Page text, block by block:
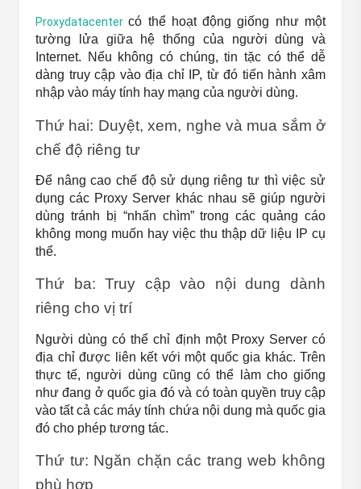
Proxydatacenter có thể hoạt động giống như một
tường lửa giữa hệ thống của người dùng và
Internet. Nếu không có chúng, tin tặc có thể dễ
dàng truy cập vào địa chỉ IP, từ đó tiến hành xâm
nhập vào máy tính hay mạng của người dùng.
Thứ hai: Duyệt, xem, nghe và mua sắm ở
chế độ riêng tư
Để nâng cao chế độ sử dụng riêng tư thì việc sử
dụng các Proxy Server khác nhau sẽ giúp người
dùng tránh bị “nhấn chìm” trong các quảng cáo
không mong muốn hay việc thu thập dữ liệu IP cụ
thể.
Thứ ba: Truy cập vào nội dung dành
riêng cho vị trí
Người dùng có thể chỉ định một Proxy Server có
địa chỉ được liên kết với một quốc gia khác. Trên
thực tế, người dùng cũng có thể làm cho giống
như đang ở quốc gia đó và có toàn quyền truy cập
vào tất cả các máy tính chứa nội dung mà quốc gia
đó cho phép tương tác.
Thứ tư: Ngăn chặn các trang web không
phù hợp